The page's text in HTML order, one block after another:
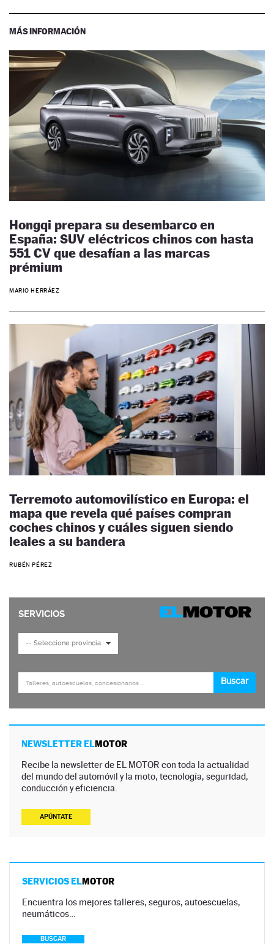
MÁS INFORMACIÓN
Hongqi prepara su desembarco en
España: SUV eléctricos chinos con hasta
551 CV que desafían a las marcas
prémium
MARIO HERRÁEZ
Terremoto automovilístico en Europa: el
mapa que revela qué países compran
coches chinos y cuáles siguen siendo
leales a su bandera
RUBÉN PÉREZ
NEWSLETTER ELMOTOR
Recibe la newsletter de EL MOTOR con toda la actualidad
del mundo del automóvil y la moto, tecnología, seguridad,
conducción y eficiencia.
APÚNTATE
SERVICIOS ELMOTOR
Encuentra los mejores talleres, seguros, autoescuelas,
neumáticos…
BUSCAR